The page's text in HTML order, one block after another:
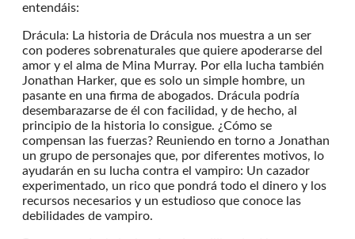
entendáis:
Drácula: La historia de Drácula nos muestra a un ser
con poderes sobrenaturales que quiere apoderarse del
amor y el alma de Mina Murray. Por ella lucha también
Jonathan Harker, que es solo un simple hombre, un
pasante en una firma de abogados. Drácula podría
desembarazarse de él con facilidad, y de hecho, al
principio de la historia lo consigue. ¿Cómo se
compensan las fuerzas? Reuniendo en torno a Jonathan
un grupo de personajes que, por diferentes motivos, lo
ayudarán en su lucha contra el vampiro: Un cazador
experimentado, un rico que pondrá todo el dinero y los
recursos necesarios y un estudioso que conoce las
debilidades de vampiro.